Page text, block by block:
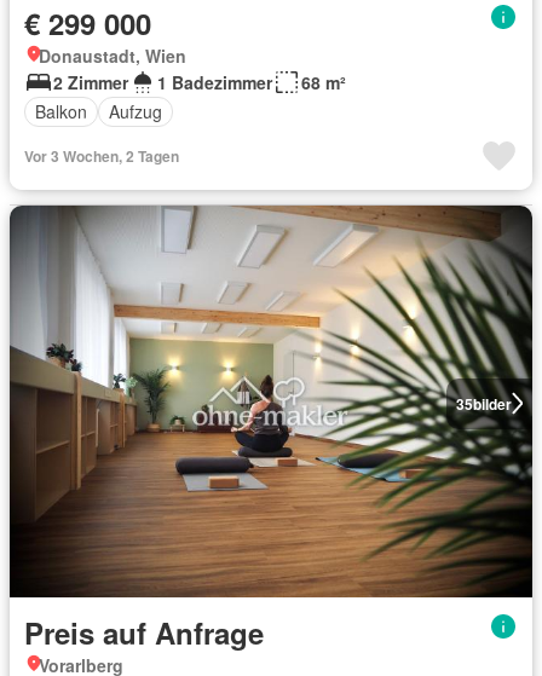
€ 299 000
Donaustadt, Wien
2 Zimmer
1 Badezimmer
68 m²
Balkon
Aufzug
Vor 3 Wochen, 2 Tagen
35bilder
Preis auf Anfrage
Vorarlberg